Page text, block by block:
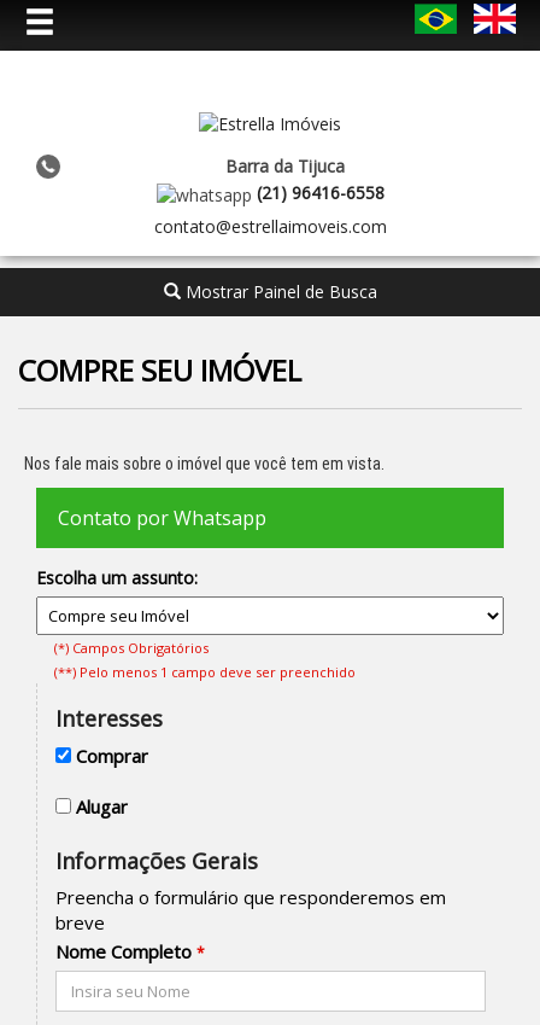
Barra da Tijuca
(21)96416-6558
contato@estrellaimoveis.com
Mostrar Painel de Busca
COMPRE SEU IMÓVEL
Nos fale mais sobre o imóvel que você tem em vista.
Contato por Whatsapp
Escolha um assunto:
(*) Campos Obrigatórios
(**) Pelo menos 1 campo deve ser preenchido
Interesses
Comprar
Alugar
Informações Gerais
Preencha o formulário que responderemos em
breve
Nome Completo *